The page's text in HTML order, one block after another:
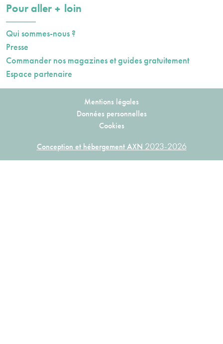
Pour aller plusloin
Qui sommes-nous ?
Presse
Commander nos magazines et guides gratuitement
Espace partenaire
Mentions légales
Données personnelles
Cookies
Conception et hébergement AXN 2023-2026